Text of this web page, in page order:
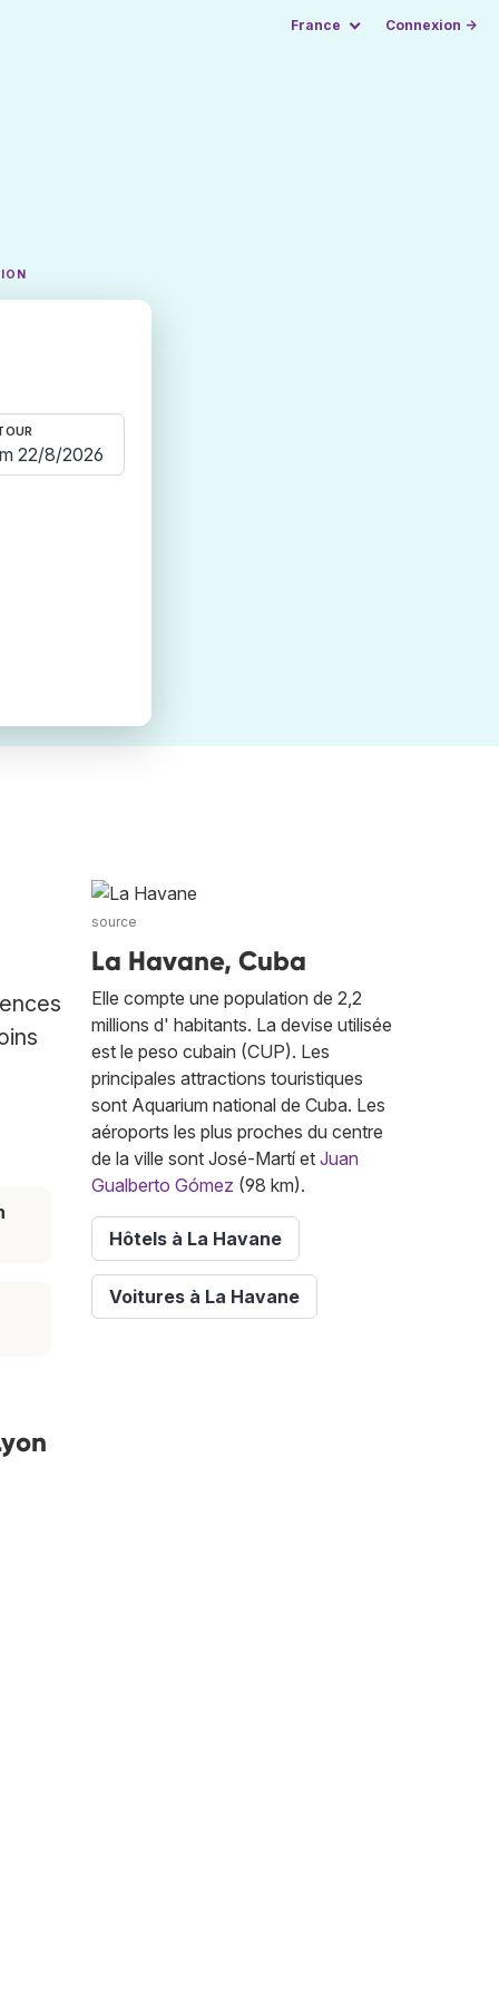
France Connexion →
source
La Havane, Cuba
Elle compte une population de 2,2
millions d' habitants. La devise utilisée
est le peso cubain (CUP). Les
principales attractions touristiques
sont Aquarium national de Cuba. Les
aéroports les plus proches du centre
de la ville sont José-Martí et Juan
Gualberto Gómez (98 km).
Hôtels à La Havane
Voitures à La Havane